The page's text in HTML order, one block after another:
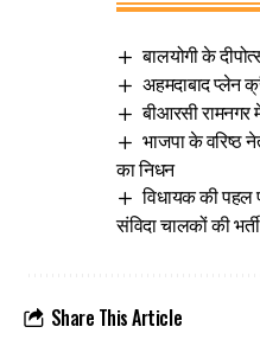
बालयोगी के
अहमदाबाद प्‍लेन
बीआरसी
भाजपा के वरिष्ठ
का निधन
विधायक की
संविदा चालकों की
Share This Article